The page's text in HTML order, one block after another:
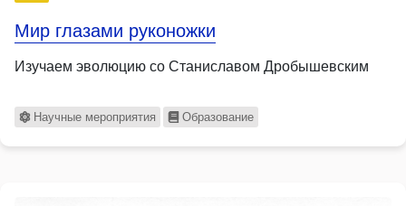
Мир глазами руконожки
Изучаем эволюцию со Станиславом Дробышевским
Научные мероприятия Образование